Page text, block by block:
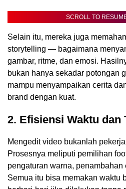
SCROLL TO
Selain itu, mereka juga
storytelling — bagaimana
gambar, ritme, dan emosi.
bukan hanya sekadar potongan
mampu menyampaikan cerita
brand dengan kuat.
2. Efisiensi Waktu dan
Mengedit video bukanlah
Prosesnya meliputi pemilihan
pengaturan warna, penambahan
Semua itu bisa memakan waktu